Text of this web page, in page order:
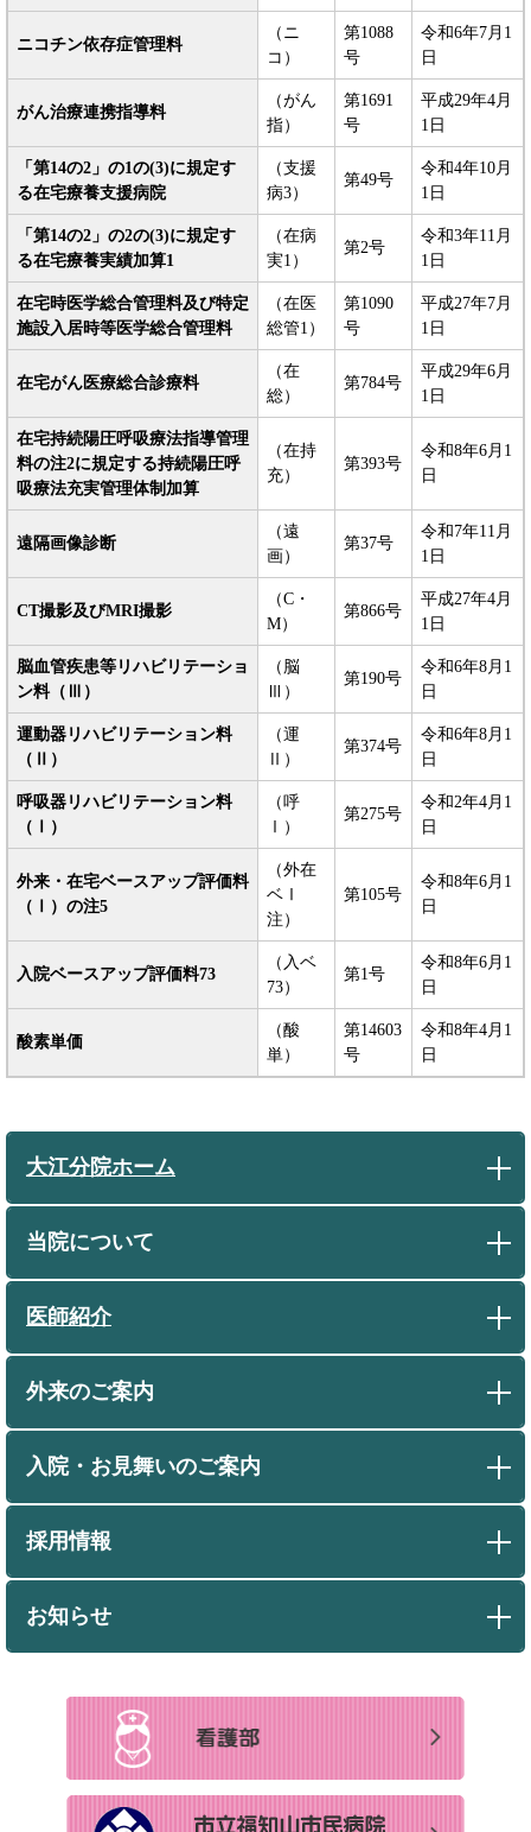
ニコチン依存症管理料
（ニ
コ）
第1088
号
令和6年7月1
日
がん治療連携指導料
（がん
指）
第1691
号
平成29年4月
1日
「第14の2」の1の(3)に規定す
る在宅療養支援病院
（支援
病3）
第49号
令和4年10月
1日
「第14の2」の2の(3)に規定す
る在宅療養実績加算1
（在病
実1）
第2号
令和3年11月
1日
在宅時医学総合管理料及び特定
施設入居時等医学総合管理料
（在医
総管1）
第1090
号
平成27年7月
1日
在宅がん医療総合診療料
（在
総）
第784号
平成29年6月
1日
在宅持続陽圧呼吸療法指導管理
料の注2に規定する持続陽圧呼
吸療法充実管理体制加算
（在持
充）
第393号
令和8年6月1
日
遠隔画像診断
（遠
画）
第37号
令和7年11月
1日
CT撮影及びMRI撮影
（C・
M）
第866号
平成27年4月
1日
脳血管疾患等リハビリテーショ
ン料（Ⅲ）
（脳
Ⅲ）
第190号
令和6年8月1
日
運動器リハビリテーション料
（Ⅱ）
（運
Ⅱ）
第374号
令和6年8月1
日
呼吸器リハビリテーション料
（Ⅰ）
（呼
Ⅰ）
第275号
令和2年4月1
日
外来・在宅ベースアップ評価料
（Ⅰ）の注5
（外在
ベⅠ
注）
第105号
令和8年6月1
日
入院ベースアップ評価料73
（入ベ
73）
第1号
令和8年6月1
日
酸素単価
（酸
単）
第14603
号
令和8年4月1
日
大江分院ホーム
当院について
医師紹介
外来のご案内
入院・お見舞いのご案内
採用情報
お知らせ